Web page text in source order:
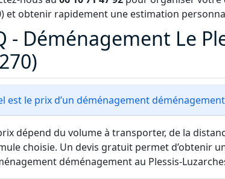
et obtenir rapidement une estimation
- Déménagement Le
est le prix d’un déménagement
dépend du volume à transporter, de la
choisie. Un devis gratuit permet d’obtenir
déménagement au Plessis-